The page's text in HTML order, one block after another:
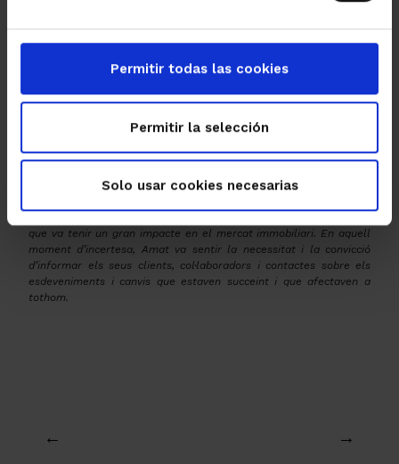
Permitir todas las cookies
Permitir la selección
Solo usar cookies necesarias
Comparteix-la!
Llegeix més reflexions al“Diari del
per Immaculada Amat
que va tenir un gran impacte en el mercat immobiliari. En aquell
moment d’incertesa, Amat va sentir la necessitat i la convicció
d’informar els seus clients, col·laboradors i contactes sobre els
esdeveniments i canvis que estaven succeint i que afectaven a
tothom.
← →